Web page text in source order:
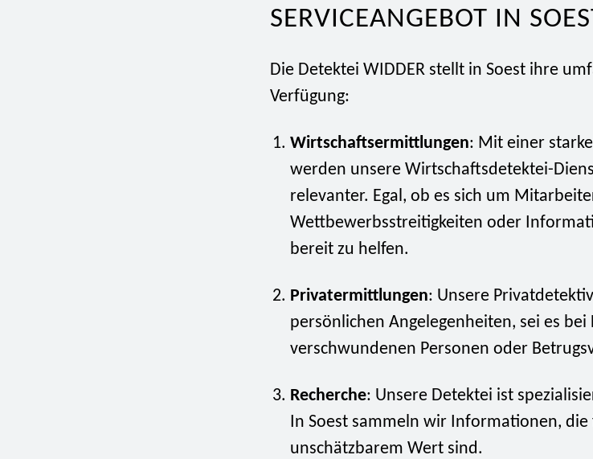
SERVICEANGEBOT IN
Die Detektei WIDDER stellt in Soest ihre
Verfügung:
Wirtschaftsermittlungen: Mit einer
werden unsere Wirtschaftsdetektei-
relevanter. Egal, ob es sich um
Wettbewerbsstreitigkeiten oder
bereit zu helfen.
Privatermittlungen: Unsere
persönlichen Angelegenheiten, sei es
verschwundenen Personen oder
Recherche: Unsere Detektei ist
In Soest sammeln wir Informationen,
unschätzbarem Wert sind.